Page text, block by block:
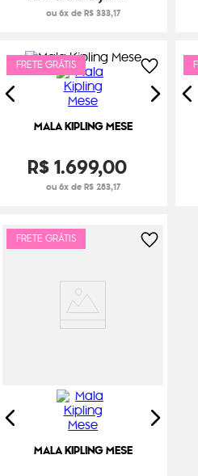
ou 6x de R$ 333,17
FRETE GRÁTIS
MALA KIPLING MESE
R$1.699,00
ou 6x de R$ 283,17
FRETE GRÁTIS
MALA KIPLING MESE